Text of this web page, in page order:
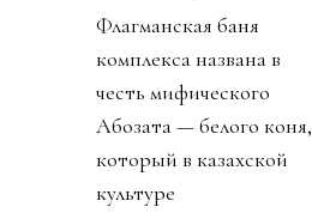
Флагманская баня
комплекса названа в
честь мифического
Ақбозата — белого коня,
который в казахской
культуре